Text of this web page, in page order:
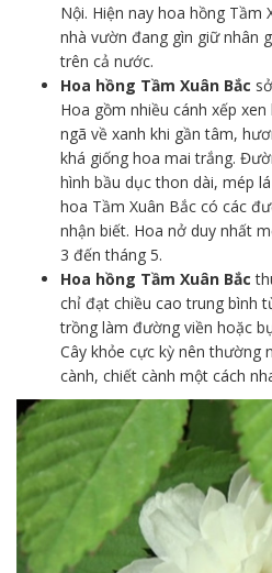
Nội. Hiện nay hoa hồng Tầm
nhà vườn đang gìn giữ nhân
trên cả nước.
Hoa hồng Tầm Xuân Bắc
Hoa gồm nhiều cánh xếp
ngã về xanh khi gần tâm,
khá giống hoa mai trắng.
hình bầu dục thon dài, mép
hoa Tầm Xuân Bắc có các
nhận biết. Hoa nở duy nhất
3 đến tháng 5.
Hoa hồng Tầm Xuân Bắc
chỉ đạt chiều cao trung bình
trồng làm đường viền hoặc
Cây khỏe cực kỳ nên thường
cành, chiết cành một cách